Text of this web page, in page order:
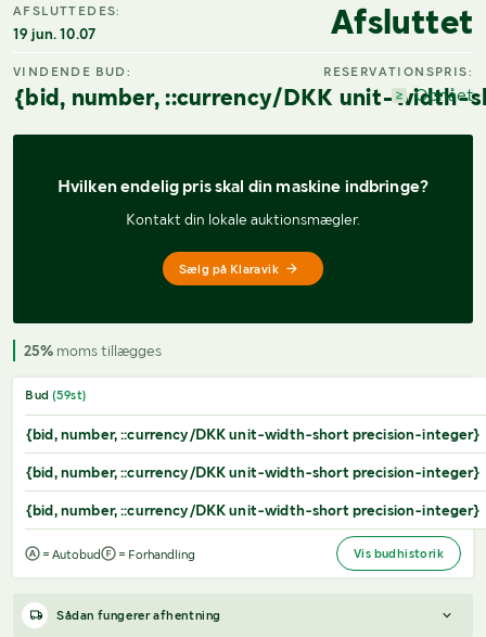
AFSLUTTEDES:
19 jun. 10.07 Afsluttet
VINDENDE BUD:
{bid, number, ::currency/DKK unit-width-
RESERVATIONSPRIS:
Opnået
Hvilken endelig pris skal din maskine indbringe?
Kontakt din lokale auktionsmægler.
Sælg på Klaravik
25% moms tillægges
Bud (59st)
{bid, number, ::currency/DKK unit-width-short precision-integer}
{bid, number, ::currency/DKK unit-width-short precision-integer}
{bid, number, ::currency/DKK unit-width-short precision-integer}
= Autobud = Forhandling Vis budhistorik
Sådan fungerer afhentning